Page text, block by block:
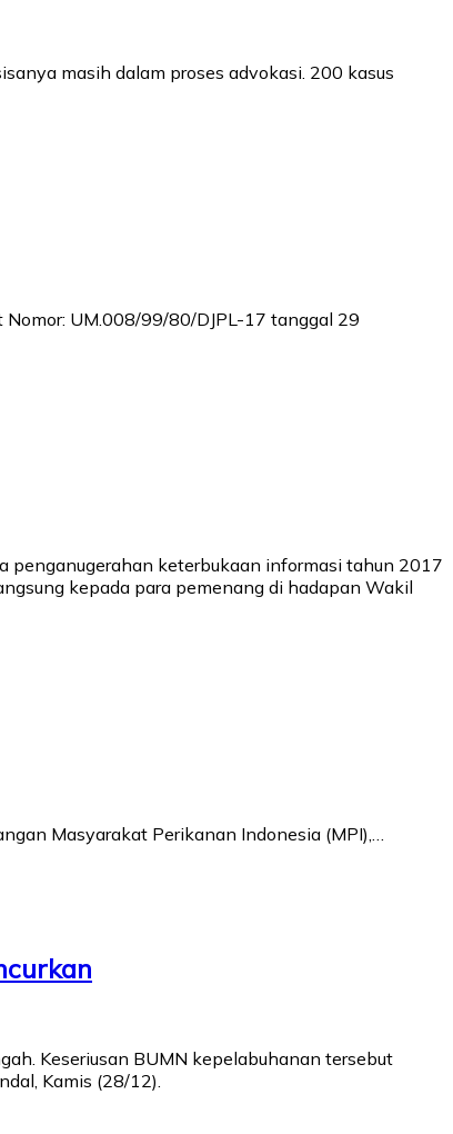
masih dalam proses advokasi. 200 kasus
Nomor: UM.008/99/80/DJPL-17 tanggal 29
penganugerahan keterbukaan informasi tahun 2017
kepada para pemenang di hadapan Wakil
Masyarakat Perikanan Indonesia (MPI),…
Keseriusan BUMN kepelabuhanan tersebut
Kamis (28/12).